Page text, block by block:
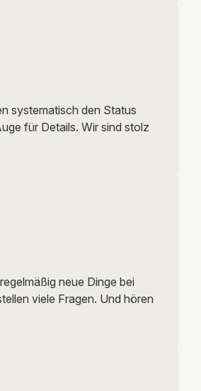
systematisch den Status
für Details. Wir sind stolz
neue Dinge bei
viele Fragen. Und hören